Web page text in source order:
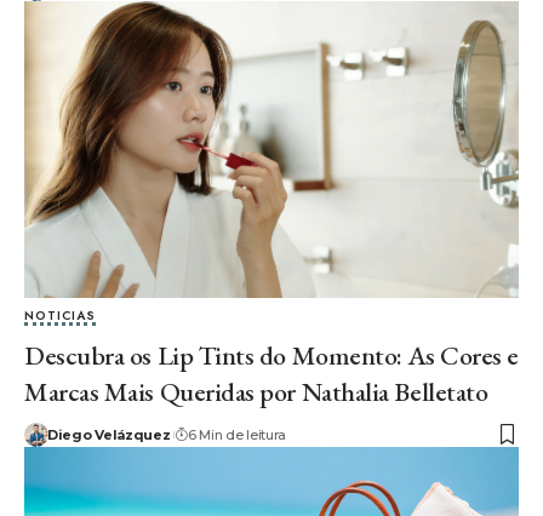
NOTICIAS
Descubra os Lip Tints do Momento: As Cores e
Marcas Mais Queridas por Nathalia Belletato
Diego Velázquez 6 Min de leitura